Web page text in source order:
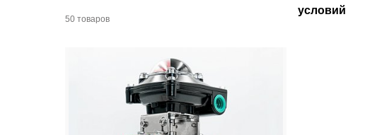
50 товаров
условий